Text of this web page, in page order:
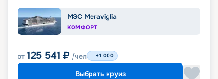
MSC Meraviglia
КОМФОРТ
от 125 541 ₽ /чел +1 000
Выбрать круиз